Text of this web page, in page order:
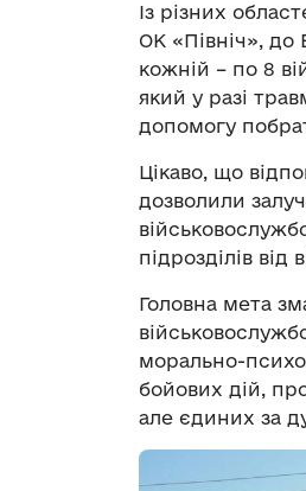
Із різних
ОК «Північ», до
кожній – по 8
який у разі
допомогу
Цікаво, що
дозволили
підрозділів від
Головна мета
морально-
бойових дій,
але єдиних за